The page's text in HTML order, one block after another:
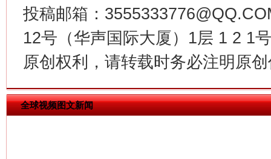
投稿邮箱：
12号（华声国际大厦）1层 1 2 1
原创权利，请转载时务必注明原
全球视频图文新闻
揭批美国五大"原罪" "炒